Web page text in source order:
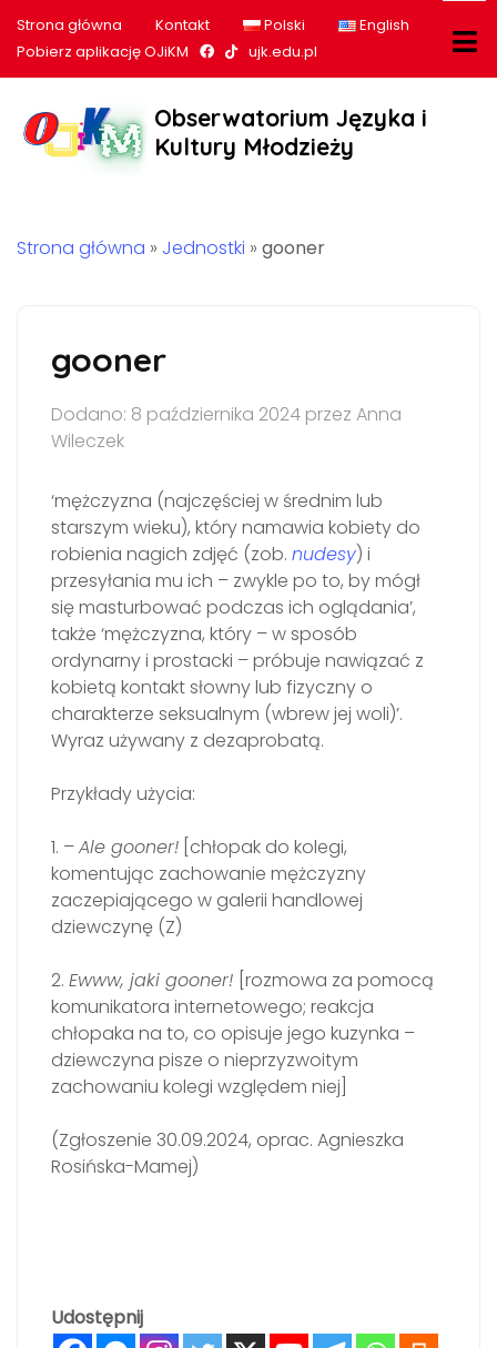
Strona główna Kontakt Polski
English
Pobierz aplikację OJiKM
Nasz profil na Facebook
Nasz profil na tiktok
ujk.edu.pl
Obserwatorium Języka i
Kultury Młodzieży
Strona główna » Jednostki » gooner
gooner
Dodano: 8 października 2024 przez Anna
Wileczek
‘mężczyzna (najczęściej w średnim lub
starszym wieku), który namawia kobiety do
robienia nagich zdjęć (zob. nudesy) i
przesyłania mu ich – zwykle po to, by mógł
się masturbować podczas ich oglądania’,
także ‘mężczyzna, który – w sposób
ordynarny i prostacki – próbuje nawiązać z
kobietą kontakt słowny lub fizyczny o
charakterze seksualnym (wbrew jej woli)’.
Wyraz używany z dezaprobatą.
Przykłady użycia:
1. –Ale gooner! [chłopak do kolegi,
komentując zachowanie mężczyzny
zaczepiającego w galerii handlowej
dziewczynę (Z)
2. Ewww, jaki gooner! [rozmowa za pomocą
komunikatora internetowego; reakcja
chłopaka na to, co opisuje jego kuzynka –
dziewczyna pisze o nieprzyzwoitym
zachowaniu kolegi względem niej]
(Zgłoszenie 30.09.2024, oprac. Agnieszka
Rosińska-Mamej)
Udostępnij